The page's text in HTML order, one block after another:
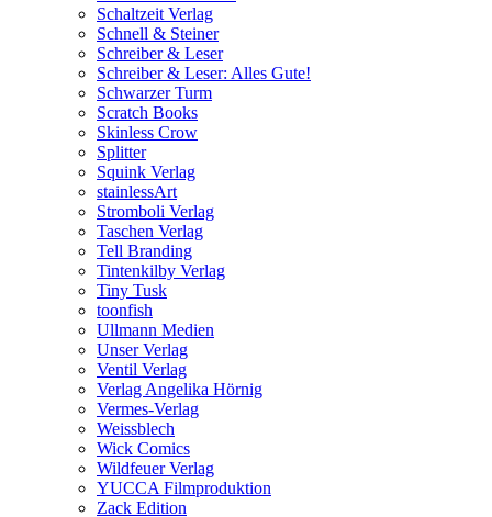
Schaltzeit Verlag
Schnell & Steiner
Schreiber & Leser
Schreiber & Leser: Alles Gute!
Schwarzer Turm
Scratch Books
Skinless Crow
Splitter
Squink Verlag
stainlessArt
Stromboli Verlag
Taschen Verlag
Tell Branding
Tintenkilby Verlag
Tiny Tusk
toonfish
Ullmann Medien
Unser Verlag
Ventil Verlag
Verlag Angelika Hörnig
Vermes-Verlag
Weissblech
Wick Comics
Wildfeuer Verlag
YUCCA Filmproduktion
Zack Edition